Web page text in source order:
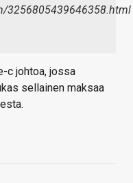
3256805439646358.html
c johtoa, jossa
sellainen maksaa